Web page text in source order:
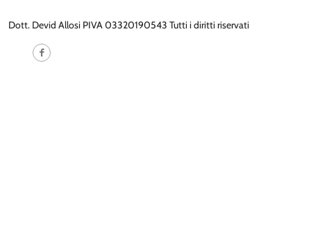
Dott. Devid Allosi PIVA 03320190543 Tutti i diritti riservati